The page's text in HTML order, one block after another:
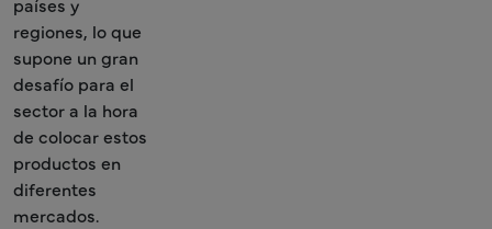
regiones, lo que
supone un gran
desafío para el
sector a la hora
de colocar estos
productos en
diferentes
mercados.